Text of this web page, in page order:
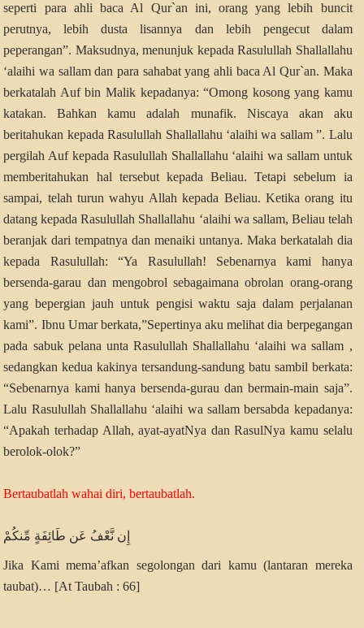
seperti para ahli baca Al Qur`an ini, orang yang lebih buncit
perutnya, lebih dusta lisannya dan lebih pengecut dalam
peperangan”. Maksudnya, menunjuk kepada Rasulullah Shallallahu
‘alaihi wa sallam dan para sahabat yang ahli baca Al Qur`an. Maka
berkatalah Auf bin Malik kepadanya: “Omong kosong yang kamu
katakan. Bahkan kamu adalah munafik. Niscaya akan aku
beritahukan kepada Rasulullah Shallallahu ‘alaihi wa sallam ”. Lalu
pergilah Auf kepada Rasulullah Shallallahu ‘alaihi wa sallam untuk
memberitahukan hal tersebut kepada Beliau. Tetapi sebelum ia
sampai, telah turun wahyu Allah kepada Beliau. Ketika orang itu
datang kepada Rasulullah Shallallahu ‘alaihi wa sallam, Beliau telah
beranjak dari tempatnya dan menaiki untanya. Maka berkatalah dia
kepada Rasulullah: “Ya Rasulullah! Sebenarnya kami hanya
bersenda-garau dan mengobrol sebagaimana obrolan orang-orang
yang bepergian jauh untuk pengisi waktu saja dalam perjalanan
kami”. Ibnu Umar berkata,”Sepertinya aku melihat dia berpegangan
pada sabuk pelana unta Rasulullah Shallallahu ‘alaihi wa sallam ,
sedangkan kedua kakinya tersandung-sandung batu sambil berkata:
“Sebenarnya kami hanya bersenda-gurau dan bermain-main saja”.
Lalu Rasulullah Shallallahu ‘alaihi wa sallam bersabda kepadanya:
“Apakah terhadap Allah, ayat-ayatNya dan RasulNya kamu selalu
berolok-olok?”
Bertaubatlah wahai diri, bertaubatlah.
إِن نَّعْفُ عَن طَائِفَةٍ مِّنكُمْ
Jika Kami mema’afkan segolongan dari kamu (lantaran mereka
taubat)… [At Taubah : 66]